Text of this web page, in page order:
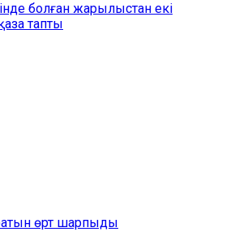
болған жарылыстан екі
тапты
өрт шарпыды